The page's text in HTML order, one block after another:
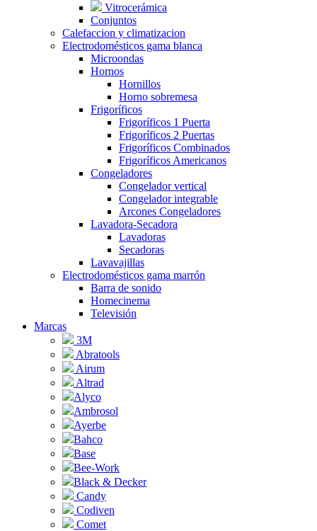
Vitrocerámica
Conjuntos
Calefaccion y climatizacion
Electrodomésticos gama blanca
Microondas
Hornos
Hornillos
Horno sobremesa
Frigoríficos
Frigoríficos 1 Puerta
Frigoríficos 2 Puertas
Frigoríficos Combinados
Frigoríficos Americanos
Congeladores
Congelador vertical
Congelador integrable
Arcones Congeladores
Lavadora-Secadora
Lavadoras
Secadoras
Lavavajillas
Electrodomésticos gama marrón
Barra de sonido
Homecinema
Televisión
Marcas
3M
Abratools
Airum
Altrad
Alyco
Ambrosol
Ayerbe
Bahco
Base
Bee-Work
Black & Decker
Candy
Codiven
Comet